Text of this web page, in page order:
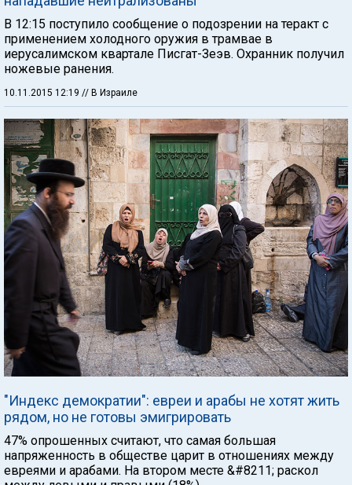
В 12:15 поступило сообщение о подозрении на теракт с
применением холодного оружия в трамвае в
иерусалимском квартале Писгат-Зеэв. Охранник получил
ножевые ранения.
10.11.2015 12:19 // В Израиле
"Индекс демократии": евреи и арабы не хотят жить
рядом, но не готовы эмигрировать
47% опрошенных считают, что самая большая
напряженность в обществе царит в отношениях между
евреями и арабами. На втором месте &#8211; раскол